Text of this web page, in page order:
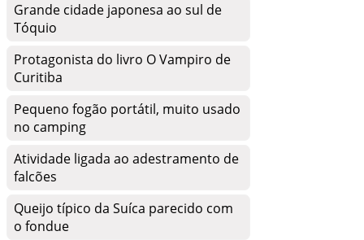
Grande cidade japonesa ao sul de
Tóquio
Protagonista do livro O Vampiro de
Curitiba
Pequeno fogão portátil, muito usado
no camping
Atividade ligada ao adestramento de
falcões
Queijo típico da Suíca parecido com
o fondue